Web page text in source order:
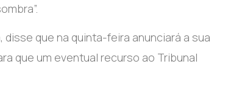
que na quinta-feira anunciará a sua
que um eventual recurso ao Tribunal